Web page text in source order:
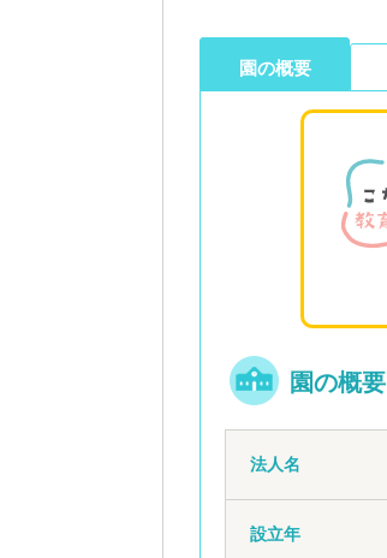
園の概要
園の概要
法人名
設立年